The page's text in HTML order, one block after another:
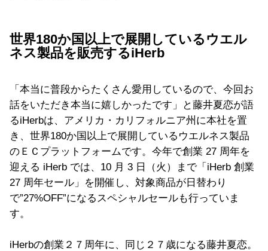
世界180か国以上で展開しているウエル
ネス製品を販売するiHerb
「本当に普段からたくさん愛用しているので、今回お
話をいただき本当に嬉しかったです」と藤井夏恋が語
るiHerbは、アメリカ・カリフォルニア州に本社を置
き、世界180か国以上で展開しているウエルネス製品
のＥＣプラットフォームです。今年で創業 27 周年を
迎える iHerb では、10 ⽉ 3 ⽇（⽕）まで「iHerb 創業
27 周年セール」を開催し、対象商品が⽇替わり
で”27%OFF”になるスペシャルセールも行っていま
す。
iHerbの創業２７周年に、同じ２７歳になる藤井夏恋。